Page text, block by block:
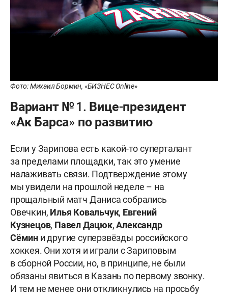
Фото: Михаил Бормин, «БИЗНЕС Online»
Вариант № 1. Вице-президент
«Ак Барса» по развитию
Если у Зарипова есть какой-то суперталант
за пределами площадки, так это умение
налаживать связи. Подтверждение этому
мы увидели на прошлой неделе – на
прощальный матч Даниса собрались
Овечкин, Илья Ковальчук, Евгений
Кузнецов, ПавелДацюк,Александр
Сёмин и другие суперзвёзды российского
хоккея. Они хотя и играли с Зариповым
в сборной России, но, в принципе, не были
обязаны явиться в Казань по первому звонку.
И тем не менее они откликнулись на просьбу